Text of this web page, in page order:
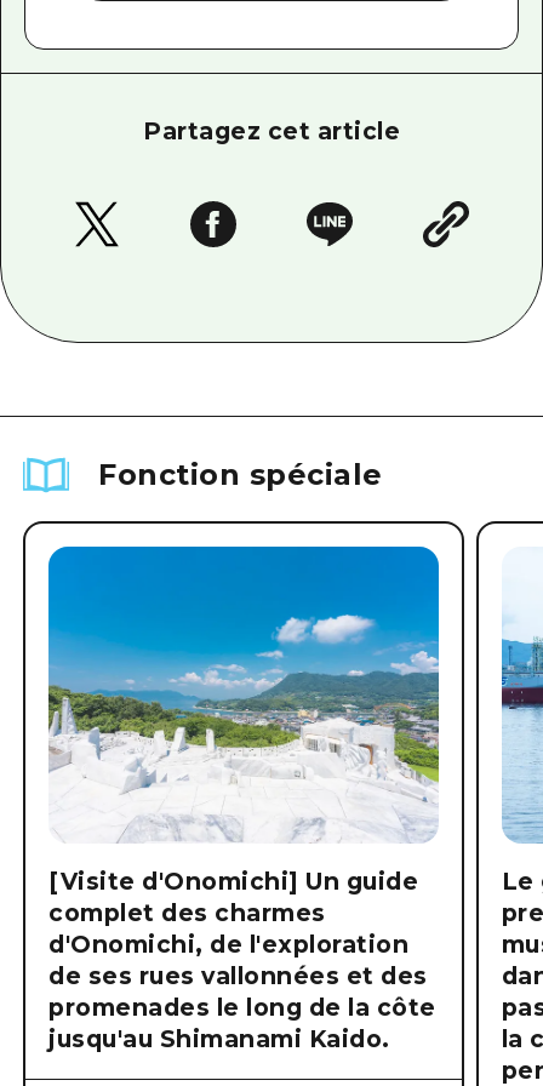
Partagez cet article
Fonction spéciale
[Visite d'Onomichi] Un guide
complet des charmes
d'Onomichi, de l'exploration
de ses rues vallonnées et des
promenades le long de la côte
jusqu'au Shimanami Kaido.
Le
la